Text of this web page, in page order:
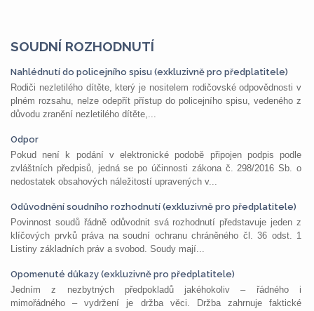
SOUDNÍ ROZHODNUTÍ
Nahlédnutí do policejního spisu (exkluzivně pro předplatitele)
Rodiči nezletilého dítěte, který je nositelem rodičovské odpovědnosti v
plném rozsahu, nelze odepřít přístup do policejního spisu, vedeného z
důvodu zranění nezletilého dítěte,...
Odpor
Pokud není k podání v elektronické podobě připojen podpis podle
zvláštních předpisů, jedná se po účinnosti zákona č. 298/2016 Sb. o
nedostatek obsahových náležitostí upravených v...
Odůvodnění soudního rozhodnutí (exkluzivně pro předplatitele)
Povinnost soudů řádně odůvodnit svá rozhodnutí představuje jeden z
klíčových prvků práva na soudní ochranu chráněného čl. 36 odst. 1
Listiny základních práv a svobod. Soudy mají...
Opomenuté důkazy (exkluzivně pro předplatitele)
Jedním z nezbytných předpokladů jakéhokoliv – řádného i
mimořádného – vydržení je držba věci. Držba zahrnuje faktické